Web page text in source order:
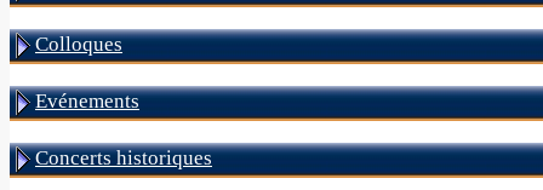
Colloques
Evénements
Concerts historiques